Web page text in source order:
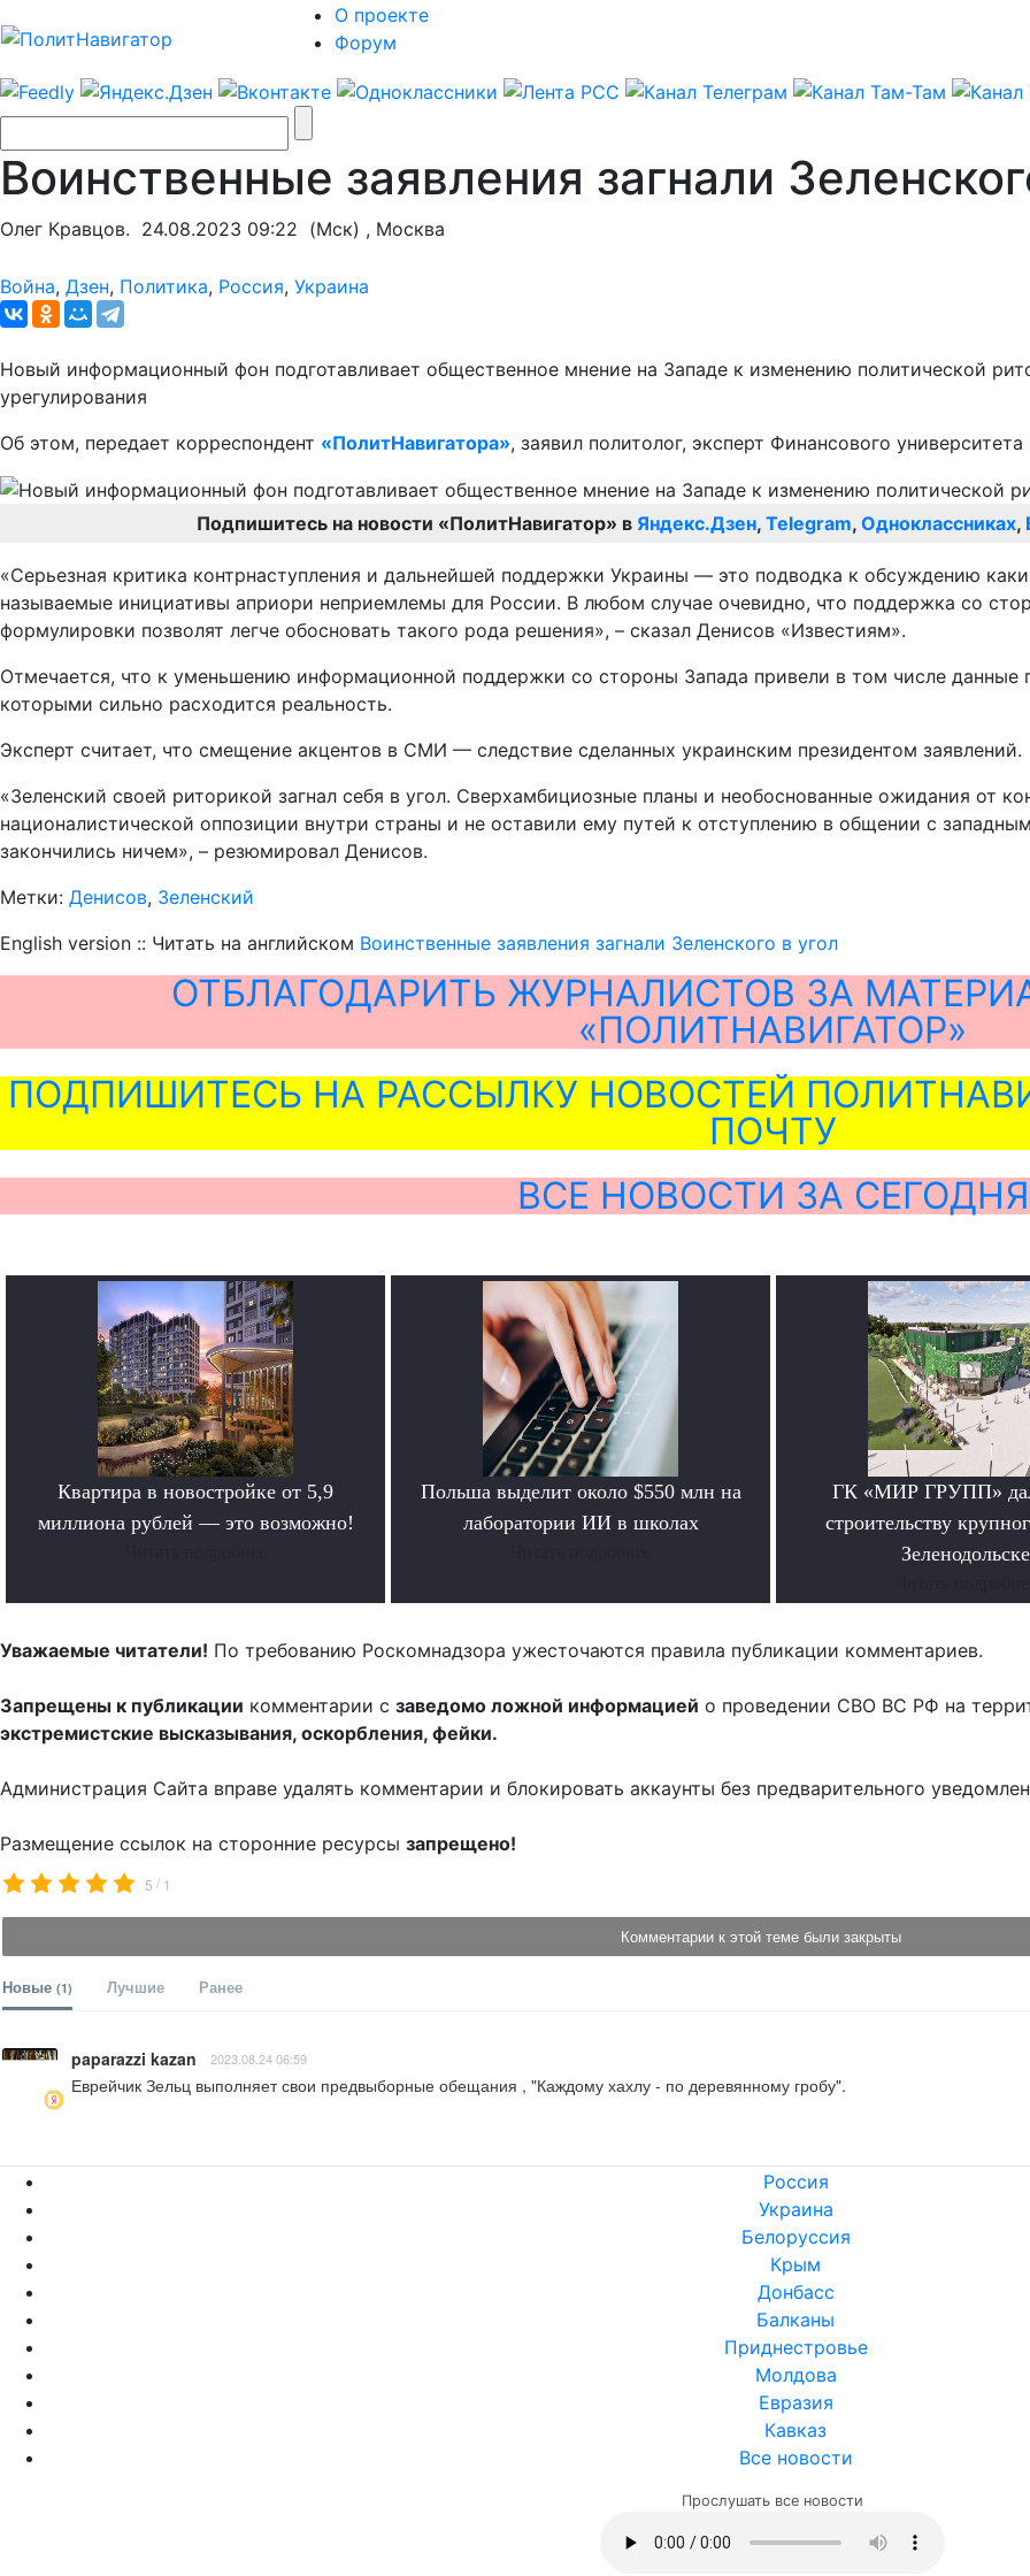
О проекте
Форум
Воинственные заявления загнали
Олег Кравцов. 24.08.2023 09:22 (Мск) , Москва
Война, Дзен, Политика, Россия, Украина
Новый информационный фон подготавливает общественное мнение на Западе к изменению политической
урегулирования
Об этом, передает корреспондент «ПолитНавигатора», заявил политолог, эксперт Финансового
Подпишитесь на новости «ПолитНавигатор» в Яндекс.Дзен, Telegram, Одноклассниках,
«Серьезная критика контрнаступления и дальнейшей поддержки Украины — это подводка к обсуждению
называемые инициативы априори неприемлемы для России. В любом случае очевидно, что поддержка со
формулировки позволят легче обосновать такого рода решения», – сказал Денисов «Известиям».
Отмечается, что к уменьшению информационной поддержки со стороны Запада привели в том числе
которыми сильно расходится реальность.
Эксперт считает, что смещение акцентов в СМИ — следствие сделанных украинским президентом заявлений.
«Зеленский своей риторикой загнал себя в угол. Сверхамбициозные планы и необоснованные ожидания от
националистической оппозиции внутри страны и не оставили ему путей к отступлению в общении с
закончились ничем», – резюмировал Денисов.
Метки: Денисов, Зеленский
English version :: Читать на английском Воинственные заявления загнали Зеленского в угол
ОТБЛАГОДАРИТЬ ЖУРНАЛИСТОВ ЗА
«ПОЛИТНАВИГАТОР»
ПОДПИШИТЕСЬ НА РАССЫЛКУ НОВОСТЕЙ
ПОЧТУ
ВСЕ НОВОСТИ ЗА СЕГОДНЯ
Квартира в новостройке от 5,9
миллиона рублей — это возможно!
Польша выделит около $550 млн на
лаборатории ИИ в школах
ГК «МИР ГРУПП»
строительству
Зеленодольске
Уважаемые читатели! По требованию Роскомнадзора ужесточаются правила публикации комментариев.
Запрещены к публикации комментарии с заведомо ложной информацией о проведении СВО ВС РФ на
экстремистские высказывания, оскорбления, фейки.
Администрация Сайта вправе удалять комментарии и блокировать аккаунты без предварительного
Размещение ссылок на сторонние ресурсы запрещено!
5 / 1
Комментарии к этой теме были закрыты
Новые (1) Лучшие Ранее
paparazzi kazan 2023.08.24 06:59
Еврейчик Зельц выполняет свои предвыборные обещания , "Каждому хахлу - по деревянному гробу".
Россия
Украина
Белоруссия
Крым
Донбасс
Балканы
Приднестровье
Молдова
Евразия
Кавказ
Все новости
Прослушать все новости